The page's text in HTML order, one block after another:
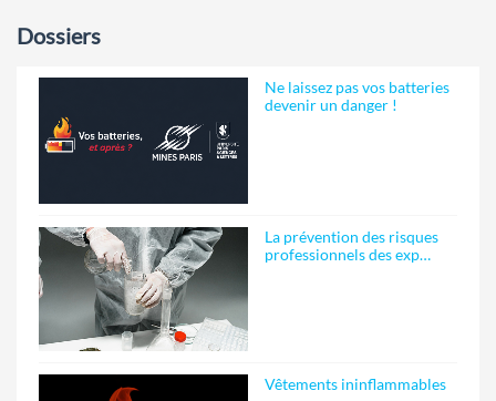
Dossiers
Ne laissez pas vos batteries
devenir un danger !
La prévention des risques
professionnels des exp…
Vêtements ininflammables